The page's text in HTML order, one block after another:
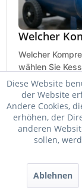
Welcher
Welcher
wählen Sie
passend für
23. Mai 2026
Diese Website
der Website
Andere Cookies,
erhöhen, der
anderen
sollen,
Ablehnen